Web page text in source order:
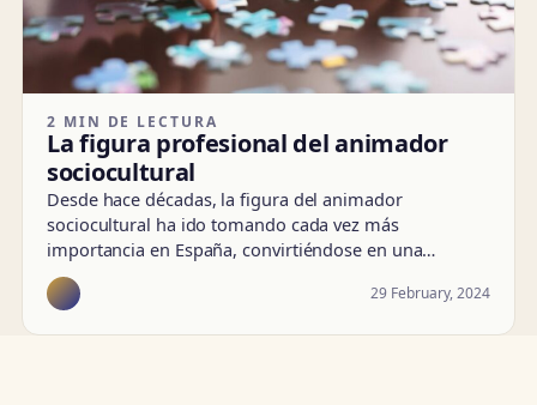
2 MIN DE LECTURA
La figura profesional del animador
sociocultural
Desde hace décadas, la figura del animador
sociocultural ha ido tomando cada vez más
importancia en España, convirtiéndose en una…
29 February, 2024